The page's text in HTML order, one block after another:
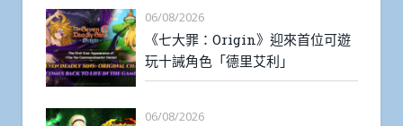
06/08/2026
《七大罪：Origin》迎來首位可遊
玩十誡角色「德里艾利」
06/08/2026